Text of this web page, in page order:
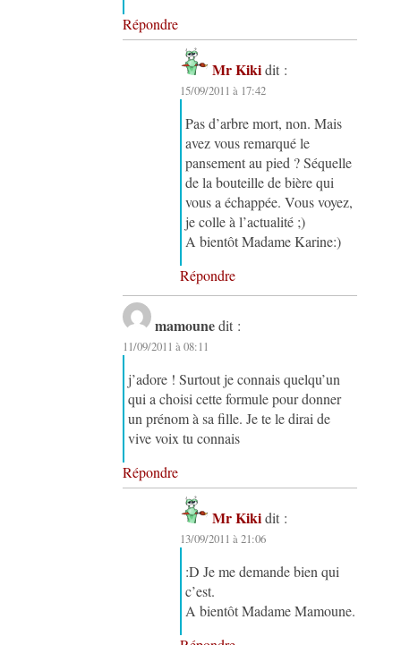
Répondre
Mr Kiki dit :
15/09/2011 à 17:42
Pas d’arbre mort, non. Mais
avez vous remarqué le
pansement au pied ? Séquelle
de la bouteille de bière qui
vous a échappée. Vous voyez,
je colle à l’actualité ;)
A bientôt Madame Karine:)
Répondre
mamoune dit :
11/09/2011 à 08:11
j’adore ! Surtout je connais quelqu’un
qui a choisi cette formule pour donner
un prénom à sa fille. Je te le dirai de
vive voix tu connais
Répondre
Mr Kiki dit :
13/09/2011 à 21:06
:D Je me demande bien qui
c’est.
A bientôt Madame Mamoune.